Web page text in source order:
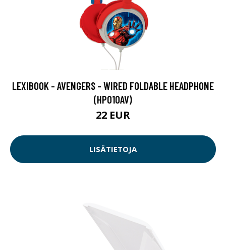
LEXIBOOK - AVENGERS - WIRED FOLDABLE HEADPHONE
(HP010AV)
22 EUR
LISÄTIETOJA